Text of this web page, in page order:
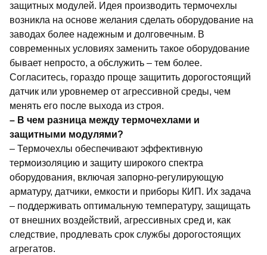
защитных модулей. Идея производить термочехлы
возникла на основе желания сделать оборудование на
заводах более надежным и долговечным. В
современных условиях заменить такое оборудование
бывает непросто, а обслужить – тем более.
Согласитесь, гораздо проще защитить дорогостоящий
датчик или уровнемер от агрессивной среды, чем
менять его после выхода из строя.
– В чем разница между термочехлами и
защитными модулями?
– Термочехлы обеспечивают эффективную
термоизоляцию и защиту широкого спектра
оборудования, включая запорно-регулирующую
арматуру, датчики, емкости и приборы КИП. Их задача
– поддерживать оптимальную температуру, защищать
от внешних воздействий, агрессивных сред и, как
следствие, продлевать срок службы дорогостоящих
агрегатов.